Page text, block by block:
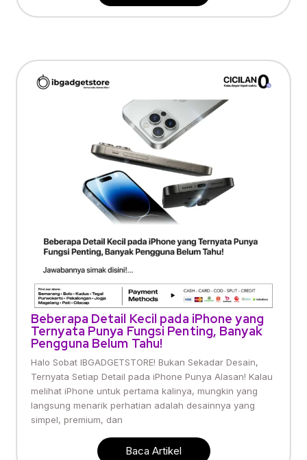
Beberapa Detail Kecil pada iPhone yang
Ternyata Punya Fungsi Penting, Banyak
Pengguna Belum Tahu!
Halo Sobat IBGADGETSTORE! Bukan Sekadar Desain,
Ternyata Setiap Detail pada iPhone Punya Alasan! Kalau
melihat iPhone untuk pertama kalinya, mungkin yang
langsung menarik perhatian adalah desainnya yang
simpel, premium, dan
Baca Artikel